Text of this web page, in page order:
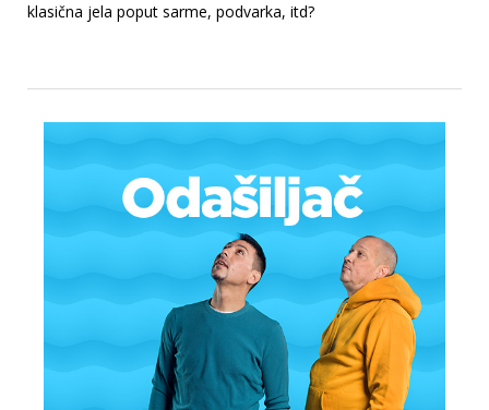
klasična jela poput sarme, podvarka, itd?